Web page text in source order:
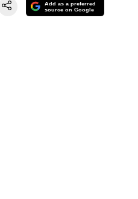
Add as a preferred
source on Google